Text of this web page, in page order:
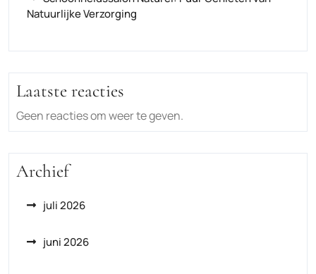
Natuurlijke Verzorging
Laatste reacties
Geen reacties om weer te geven.
Archief
juli 2026
juni 2026